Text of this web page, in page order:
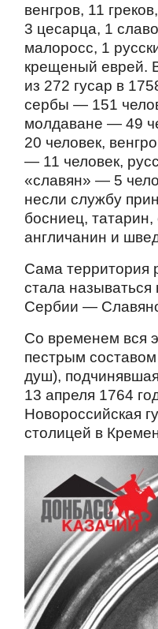
венгров, 11
3 цесарца, 1
малоросс, 1
крещеный еврей.
из 272 гусар в
сербы — 151
молдаване — 49
20 человек,
— 11 человек,
«славян» — 5
несли службу
босниец,
англичанин и
Сама территория
стала
Сербии —
Со временем вся
пестрым
душ),
13 апреля 1764
Новороссийская
столицей в